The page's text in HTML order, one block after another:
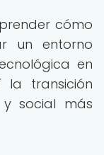
cómo
un entorno
en
la transición
social más